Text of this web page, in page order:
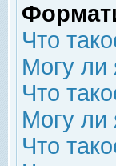
Что
Могу ли
Что
Могу ли
Что